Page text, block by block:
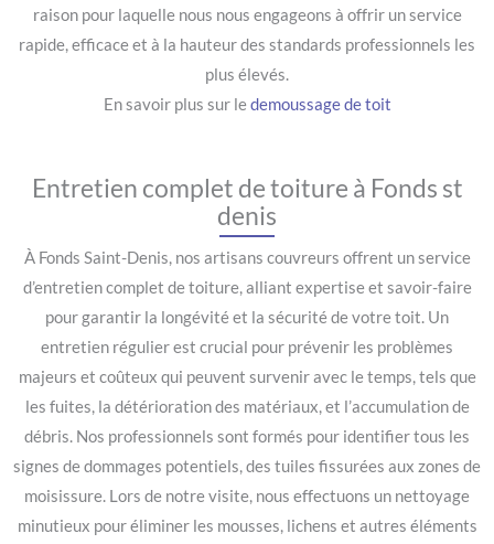
raison pour laquelle nous nous engageons à offrir un service
rapide, efficace et à la hauteur des standards professionnels les
plus élevés.
En savoir plus sur ledemoussage de toit
Entretien complet de toiture à Fonds st
denis
À Fonds Saint-Denis, nos artisans couvreurs offrent un service
d’entretien complet de toiture, alliant expertise et savoir-faire
pour garantir la longévité et la sécurité de votre toit. Un
entretien régulier est crucial pour prévenir les problèmes
majeurs et coûteux qui peuvent survenir avec le temps, tels que
les fuites, la détérioration des matériaux, et l’accumulation de
débris. Nos professionnels sont formés pour identifier tous les
signes de dommages potentiels, des tuiles fissurées aux zones de
moisissure. Lors de notre visite, nous effectuons un nettoyage
minutieux pour éliminer les mousses, lichens et autres éléments